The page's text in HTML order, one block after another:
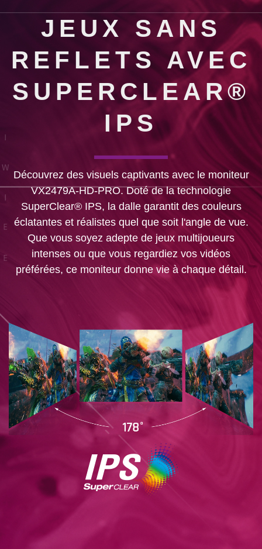
JEUX SANS
REFLETS AVEC
SUPERCLEAR®
IPS
Découvrez des visuels captivants avec le moniteur
VX2479A-HD-PRO. Doté de la technologie
SuperClear® IPS, la dalle garantit des couleurs
éclatantes et réalistes quel que soit l'angle de vue.
Que vous soyez adepte de jeux multijoueurs
intenses ou que vous regardiez vos vidéos
préférées, ce moniteur donne vie à chaque détail.